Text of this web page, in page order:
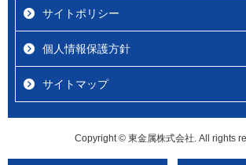
サイトポリシー
個人情報保護方針
サイトマップ
Copyright © 東金属株式会社. All rights